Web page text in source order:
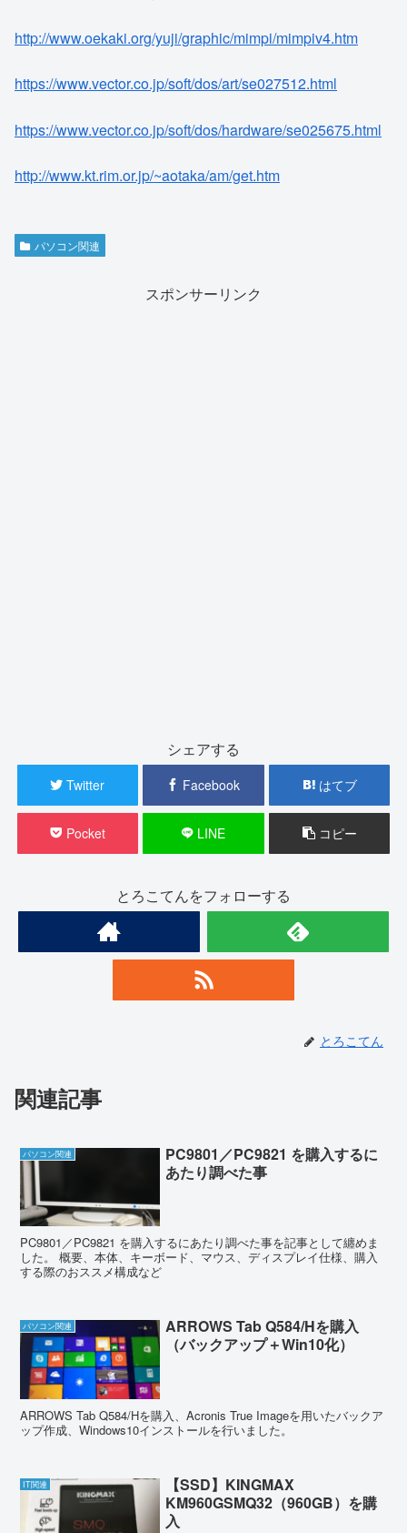
http://www.oekaki.org/yuji/graphic/mimpi/mimpiv4.htm
https://www.vector.co.jp/soft/dos/art/se027512.html
https://www.vector.co.jp/soft/dos/hardware/se025675.html
http://www.kt.rim.or.jp/~aotaka/am/get.htm
パソコン関連
スポンサーリンク
シェアする
Twitter Facebook はてブ
Pocket LINE コピー
とろこてんをフォローする
とろこてん
関連記事
パソコン関連
PC9801／PC9821 を購入するに
あたり調べた事
PC9801／PC9821 を購入するにあたり調べた事を記事として纏めま
した。 概要、本体、キーボード、マウス、ディスプレイ仕様、購入
する際のおススメ構成など
パソコン関連
ARROWS Tab Q584/Hを購入
（バックアップ＋Win10化）
ARROWS Tab Q584/Hを購入、Acronis True Imageを用いたバックア
ップ作成、Windows10インストールを行いました。
IT関連
【SSD】KINGMAX
KM960GSMQ32（960GB）を購
入